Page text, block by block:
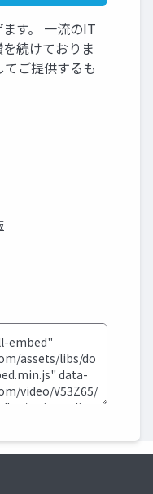
す。 一流のIT
続けておりま
ご提供するも